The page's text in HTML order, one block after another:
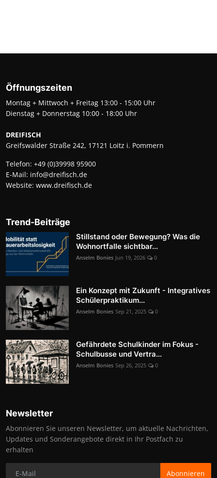
Öffnungszeiten
Montag + Mittwoch + Freitag 13:00 - 15:00 Uhr
Dienstag + Donnerstag 10:00 - 18:00 Uhr
DREIFISCH
Greifswalder Straße 242, 17121 Loitz i. Pommern
Telefon: +49 (0)39998 95900
E-Mail: info@dreifisch.de
Website: www.dreifisch.de
Trend-Beiträge
Stillstand oder Bewegung? Was die
Wohnortfalle sichtbar...
Anselm Bonies Jun 19, 2026 0
Ein Konzept mit Zukunft - Integratives
Schülerpraktikum...
Anselm Bonies Sep 21, 2025 0
Gefährdete Schulkinder im Fokus -
Schulbusse und Vertra...
Anselm Bonies Sep 26, 2025 0
Newsletter
Abonnieren Sie unseren Newsletter, um aktuelle Nachrichten,
Updates und Sonderangebote direkt in Ihr Postfach zu
erhalten
Abonnieren